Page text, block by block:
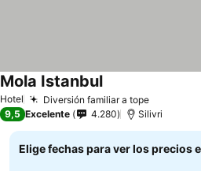
Hotel Diversión familiar a tope
Mola Istanbul
9,5 Excelente 4.280 Silivri
Elige fechas para ver los precios